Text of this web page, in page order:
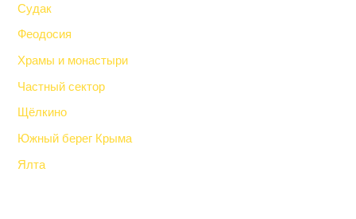
Судак
Феодосия
Храмы и монастыри
Частный сектор
Щёлкино
Южный берег Крыма
Ялта